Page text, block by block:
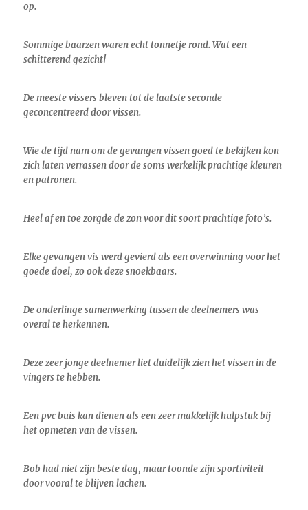
op.
Sommige baarzen waren echt tonnetje rond. Wat een
schitterend gezicht!
De meeste vissers bleven tot de laatste seconde
geconcentreerd door vissen.
Wie de tijd nam om de gevangen vissen goed te bekijken kon
zich laten verrassen door de soms werkelijk prachtige kleuren
en patronen.
Heel af en toe zorgde de zon voor dit soort prachtige foto’s.
Elke gevangen vis werd gevierd als een overwinning voor het
goede doel, zo ook deze snoekbaars.
De onderlinge samenwerking tussen de deelnemers was
overal te herkennen.
Deze zeer jonge deelnemer liet duidelijk zien het vissen in de
vingers te hebben.
Een pvc buis kan dienen als een zeer makkelijk hulpstuk bij
het opmeten van de vissen.
Bob had niet zijn beste dag, maar toonde zijn sportiviteit
door vooral te blijven lachen.